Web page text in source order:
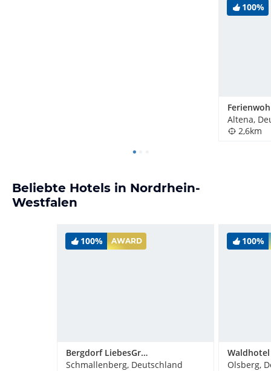
100%
Altena,
2,6km
Beliebte Hotels in Nordrhein-
Westfalen
100% AWARD
Bergdorf LiebesGrün
Schmallenberg, Deutschland
100%
Olsberg,